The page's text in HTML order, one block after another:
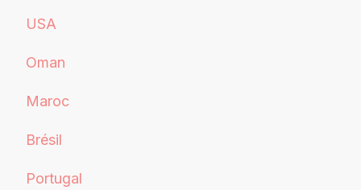
USA
Oman
Maroc
Brésil
Portugal